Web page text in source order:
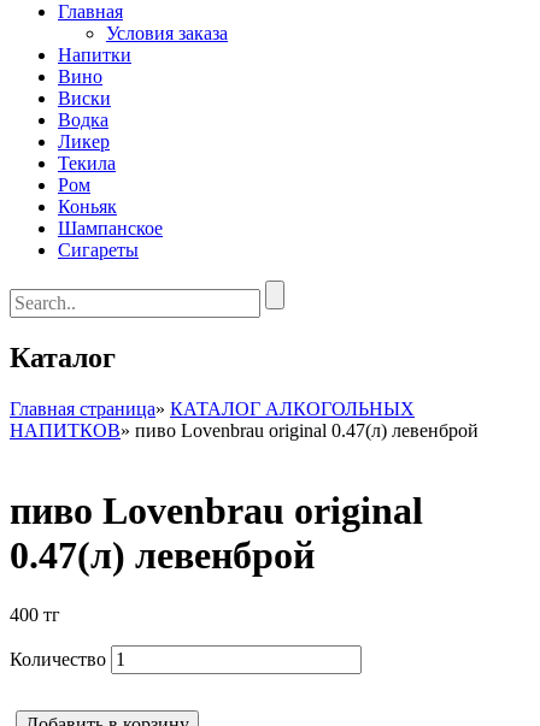
Главная
Условия заказа
Напитки
Вино
Виски
Водка
Ликер
Текила
Ром
Коньяк
Шампанское
Сигареты
Каталог
Главная страница» КАТАЛОГ АЛКОГОЛЬНЫХ
НАПИТКОВ» пиво Lovenbrau original 0.47(л) левенброй
пиво Lovenbrau original
0.47(л) левенброй
400 тг
Количество